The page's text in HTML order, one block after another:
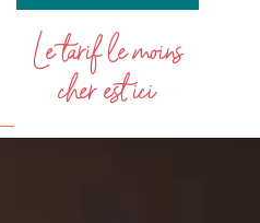
Le tarif le moins
cher est ici